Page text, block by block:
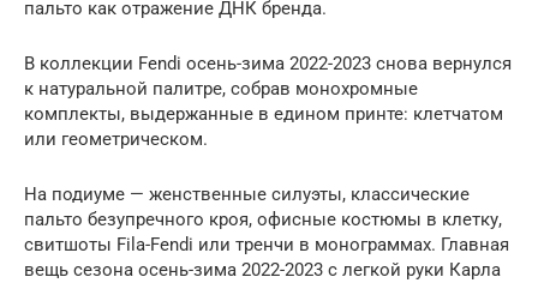
пальто как отражение ДНК бренда.
В коллекции Fendi осень-зима 2022-2023 снова вернулся
к натуральной палитре, собрав монохромные
комплекты, выдержанные в едином принте: клетчатом
или геометрическом.
На подиуме — женственные силуэты, классические
пальто безупречного кроя, офисные костюмы в клетку,
свитшоты Fila-Fendi или тренчи в монограммах. Главная
вещь сезона осень-зима 2022-2023 с легкой руки Карла